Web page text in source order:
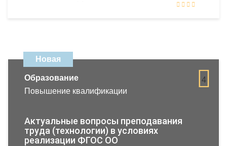
Новая
4
Образование
Повышение квалификации
Актуальные вопросы преподавания
труда (технологии) в условиях
реализации ФГОС ОО